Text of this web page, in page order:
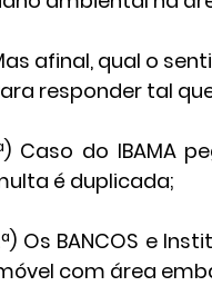
afinal, qual o
responder tal
Caso do IBAMA
é duplicada;
Os BANCOS e
com área